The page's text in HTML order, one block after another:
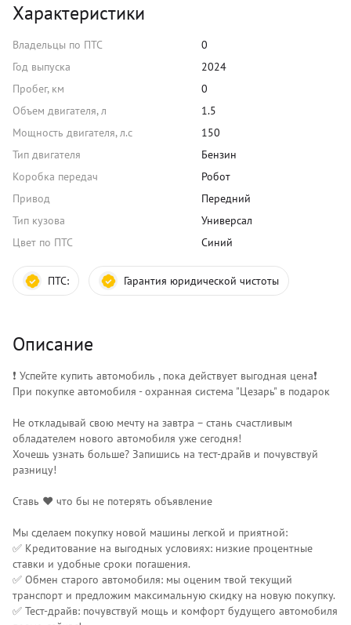
Характеристики
Владельцы по ПТС
0
Год выпуска
2024
Пробег, км
0
Объем двигателя, л
1.5
Мощность двигателя, л.с
150
Тип двигателя
Бензин
Коробка передач
Робот
Привод
Передний
Тип кузова
Универсал
Цвет по ПТС
Синий
ПТС: Гарантия юридической чистоты
Описание
❗️ Успейте купить автомобиль , пока действует выгодная цена❗️
При покупке автомобиля - охранная система "Цезарь" в подарок
Не откладывай свою мечту на завтра – стань счастливым
обладателем нового автомобиля уже сегодня!
Хочешь узнать больше? Запишись на тест-драйв и почувствуй
разницу!
Ставь ❤️ что бы не потерять объявление
Мы сделаем покупку новой машины легкой и приятной:
✅ Кредитование на выгодных условиях: низкие процентные
ставки и удобные сроки погашения.
✅ Обмен старого автомобиля: мы оценим твой текущий
транспорт и предложим максимальную скидку на новую покупку.
✅ Тест-драйв: почувствуй мощь и комфорт будущего автомобиля